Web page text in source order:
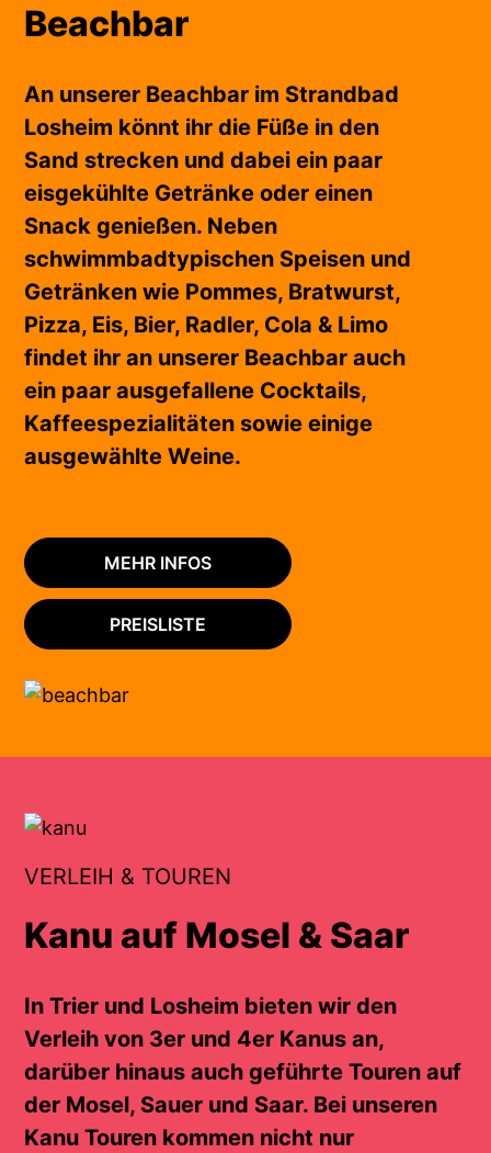
Beachbar
An unserer Beachbar im Strandbad
Losheim könnt ihr die Füße in den
Sand strecken und dabei ein paar
eisgekühlte Getränke oder einen
Snack genießen. Neben
schwimmbadtypischen Speisen und
Getränken wie Pommes, Bratwurst,
Pizza, Eis, Bier, Radler, Cola & Limo
findet ihr an unserer Beachbar auch
ein paar ausgefallene Cocktails,
Kaffeespezialitäten sowie einige
ausgewählte Weine.
MEHR INFOS
PREISLISTE
VERLEIH & TOUREN
Kanu auf Mosel & Saar
In Trier und Losheim bieten wir den
Verleih von 3er und 4er Kanus an,
darüber hinaus auch geführte Touren auf
der Mosel, Sauer und Saar. Bei unseren
Kanu Touren kommen nicht nur